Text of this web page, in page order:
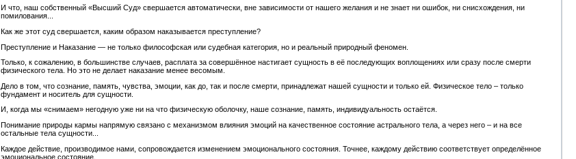
И что, наш собственный «Высший Суд» свершается автоматически, вне зависимости от нашего желания и не знает ни ошибок, ни снисхождения, ни
помилования...
Как же этот суд свершается, каким образом наказывается преступление?
Преступление и Наказание — не только философская или судебная категория, но и реальный природный феномен.
Только, к сожалению, в большинстве случаев, расплата за совершённое настигает сущность в её последующих воплощениях или сразу после смерти
физического тела. Но это не делает наказание менее весомым.
Дело в том, что сознание, память, чувства, эмоции, как до, так и после смерти, принадлежат нашей сущности и только ей. Физическое тело – только
фундамент и носитель для сущности.
И, когда мы «снимаем» негодную уже ни на что физическую оболочку, наше сознание, память, индивидуальность остаётся.
Понимание природы кармы напрямую связано с механизмом влияния эмоций на качественное состояние астрального тела, а через него – и на все
остальные тела сущности...
Каждое действие, производимое нами, сопровождается изменением эмоционального состояния. Точнее, каждому действию соответствует определённое
эмоциональное состояние.